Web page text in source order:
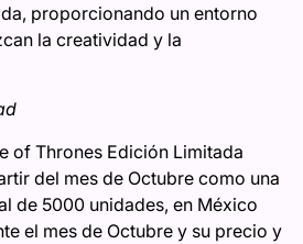
proporcionando un entorno
la creatividad y la
of Thrones Edición Limitada
del mes de Octubre como una
de 5000 unidades, en México
el mes de Octubre y su precio y